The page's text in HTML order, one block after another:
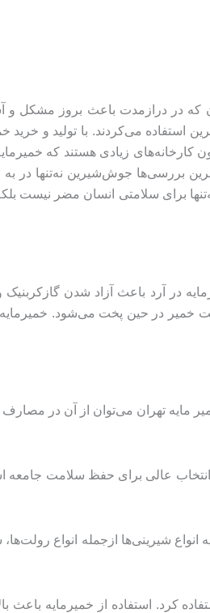
در درازمدت باعث بروز مشکل و
می‌کردند. با تولید و خرید
زیادی هستند که
بررسی‌ها جوش‌شیرین نه‌تنها در
برای سلامتی انسان مضر نیست
آرد باعث آزاد شدن گازکربنیک و
خمیر در حین پخت می‌شود.
تهران می‌توان از آن در مصارف
عالی برای حفظ سلامت جامعه
شیرینی‌ها ازجمله انواع
کرد. استفاده از خمیرمایه